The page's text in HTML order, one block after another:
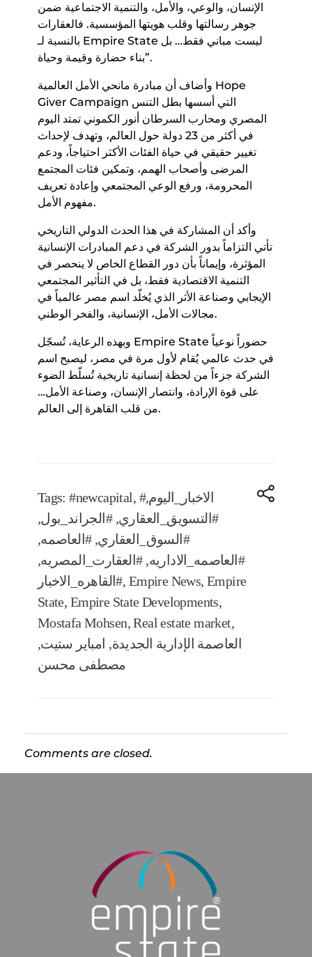
الإنسان، والوعي، والأمل، والتنمية الاجتماعية ضمن
جوهر رسالتها وقلب هويتها المؤسسية. فالعقارات
بالنسبة لـ Empire State ليست مباني فقط… بل
بناء حضارة وقيمة وحياة”.
وأضاف أن مبادرة مانحي الأمل العالمية Hope
Giver Campaign التي أسسها بطل التنس
المصري ومحارب السرطان أنور الكموني تمتد اليوم
في أكثر من 23 دولة حول العالم، وتهدف لإحداث
تغيير حقيقي في حياة الفئات الأكثر احتياجاً، ودعم
المرضى وأصحاب الهمم، وتمكين فئات المجتمع
المحرومة، ورفع الوعي المجتمعي وإعادة تعريف
مفهوم الأمل.
وأكد أن المشاركة في هذا الحدث الدولي التاريخي
تأتي التزاماً بدور الشركة في دعم المبادرات الإنسانية
المؤثرة، وإيماناً بأن دور القطاع الخاص لا ينحصر في
التنمية الاقتصادية فقط، بل في التأثير المجتمعي
الإيجابي وصناعة الأثر الذي يُخلّد اسم مصر عالمياً في
مجالات الأمل، الإنسانية، والفخر الوطني.
وبهذه الرعاية، تُسجّل Empire State حضوراً نوعياً
في حدث عالمي يُقام لأول مرة في مصر، ليصبح اسم
الشركة جزءاً من لحظة إنسانية تاريخية تُسلّط الضوء
على قوة الإرادة، وانتصار الإنسان، وصناعة الأمل…
من قلب القاهرة إلى العالم.
Tags:#newcapital, #الاخبار_اليوم,
#التسويق_العقاري,#الجراند_بول,
#السوق_العقاري,#العاصمه,
#العاصمه_الاداريه,#العقارت_المصريه,
#القاهره_الاخبار, Empire News, Empire
State, Empire State Developments,
Mostafa Mohsen,Real estate market,
العاصمة الإدارية الجديدة, امباير ستيت,
مصطفى محسن
Comments are closed.